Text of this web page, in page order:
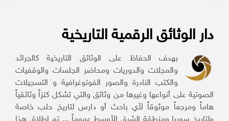
دار الوثائق الرقمية التاريخية
بهدف الحفاظ على الوثائق التاريخية كالجرائد
والمجلات والدوريات ومحاضر الجلسات والوقفيات
والكتب النادرة والصور الفوتوغرافية و التسجيلات
الصوتية على أنواعها وغيرها من وثائق والتي تشكل كنزاً وثائقياً
هاماً ومرجعاً موثوقاً لأي باحث أو دارس لتاريخ حلب خاصة